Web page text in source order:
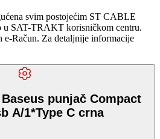
svim postojećim ST CABLE
SAT-TRAKT korisničkom centru.
e-Račun. Za detaljnije informacije
punjač Compact
A/1*Type C crna